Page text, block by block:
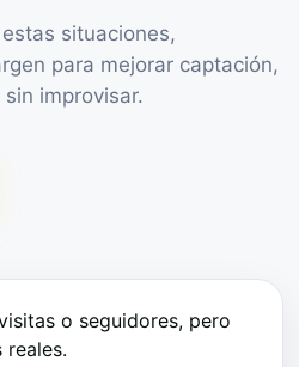
situaciones,
para mejorar captación,
improvisar.
o seguidores, pero
reales.